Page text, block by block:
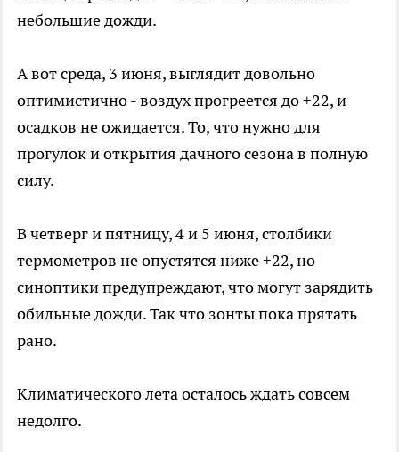
небольшие дожди.
А вот среда, 3 июня, выглядит довольно
оптимистично - воздух прогреется до +22, и
осадков не ожидается. То, что нужно для
прогулок и открытия дачного сезона в полную
силу.
В четверг и пятницу, 4 и 5 июня, столбики
термометров не опустятся ниже +22, но
синоптики предупреждают, что могут зарядить
обильные дожди. Так что зонты пока прятать
рано.
Климатического лета осталось ждать совсем
недолго.